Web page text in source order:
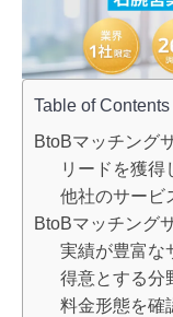
Table of Contents
BtoBマッチング
リードを獲得
他社のサービ
BtoBマッチング
実績が豊富な
得意とする分
料金形態を確